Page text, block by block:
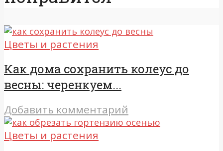
Цветы и растения
Как дома сохранить колеус до
весны: черенкуем...
Добавить комментарий
Цветы и растения